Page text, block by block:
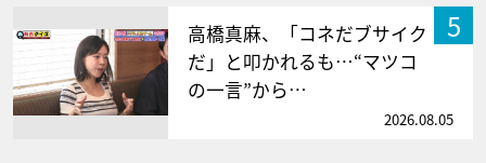
5
高橋真麻、「コネだブサイク
だ」と叩かれるも…“マツコ
の一言”から…
2026.08.05